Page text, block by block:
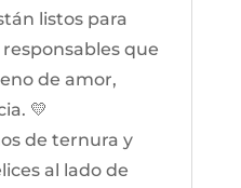
listos para
que
de amor,
💛
de ternura y
al lado de